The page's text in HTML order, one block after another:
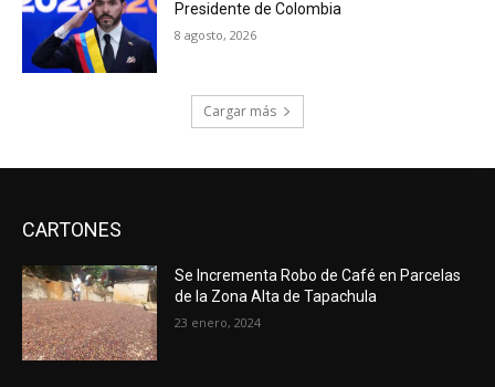
Presidente de Colombia
8 agosto, 2026
Cargar más
CARTONES
Se Incrementa Robo de Café en Parcelas
de la Zona Alta de Tapachula
23 enero, 2024